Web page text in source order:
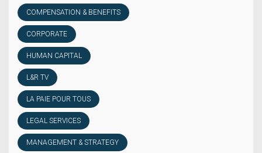
COMPENSATION & BENEFITS
CORPORATE
HUMAN CAPITAL
L&R TV
LA PAIE POUR TOUS
LEGAL SERVICES
MANAGEMENT & STRATEGY